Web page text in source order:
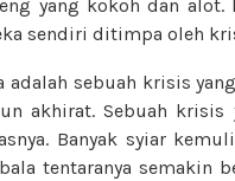
yang kokoh dan
sendiri ditimpa oleh
adalah sebuah krisis
akhirat. Sebuah krisis
Banyak syiar
tentaranya semakin